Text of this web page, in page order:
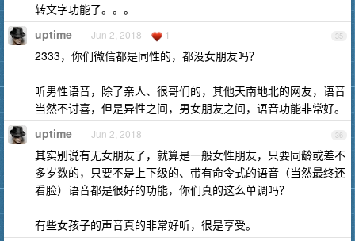
转文字功能了。。。
35
uptime Jun 2, 2018 1
2333，你们微信都是同性的，都没女朋友吗？
听男性语音，除了亲人、很哥们的，其他天南地北的网友，语音
当然不讨喜，但是异性之间，男女朋友之间，语音功能非常好。
36
uptime Jun 2, 2018
其实别说有无女朋友了，就算是一般女性朋友，只要同龄或差不
多岁数的，只要不是上下级的、带有命令式的语音（当然最终还
看脸）语音都是很好的功能，你们真的这么单调吗？
有些女孩子的声音真的非常好听，很是享受。